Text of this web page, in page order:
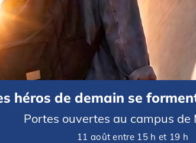
héros de demain se
Portes ouvertes au campus de
11 août entre 15 h et 19 h
Outre sa capacité d’écoute et son sens
compétences en design Web (pour créer des
comment attirer la clientèle),
en intégration
en intégration de contenus (pour que le site
place les fonctionnalités requises); des
formation complet et rigoureux, comme celui